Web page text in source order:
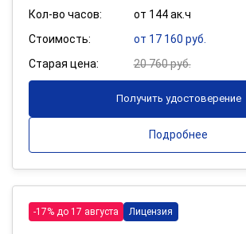
Кол-во часов:
от 144 ак.ч
Стоимость:
от 17 160 руб.
Старая цена:
20 760 руб.
Получить удостоверение
Подробнее
-17% до 17 августа Лицензия